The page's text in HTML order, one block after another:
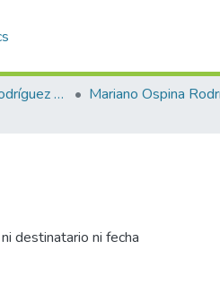
Mariano Ospina Rodríguez (1826 -1912) Mariano Ospina
destinatario ni fecha